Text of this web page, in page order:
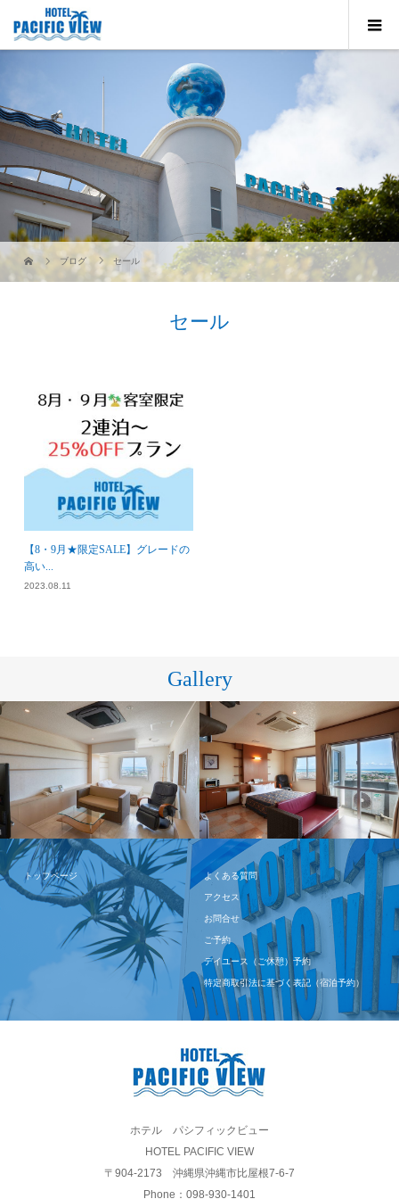
ブログ セール
セール
【8・9月★限定SALE】グレードの
高い...
2023.08.11
Gallery
トップページ よくある質問
アクセス
お問合せ
ご予約
デイユース（ご休憩）予約
特定商取引法に基づく表記（宿泊予約）
ホテル パシフィックビュー
HOTEL PACIFIC VIEW
〒904-2173 沖縄県沖縄市比屋根7-6-7
Phone：098-930-1401